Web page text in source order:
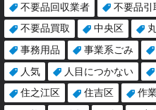
不要品回収業者
不要品引
不要品買取
中央区
事務用品
事業系ごみ
人気
人目につかない
住之江区
住吉区 作